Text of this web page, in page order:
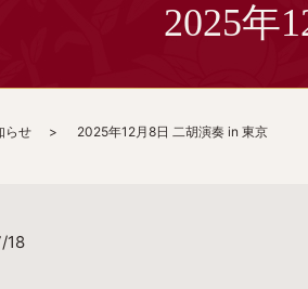
2025年
らせ 2025年12月8日 二胡演奏 in 東京
18